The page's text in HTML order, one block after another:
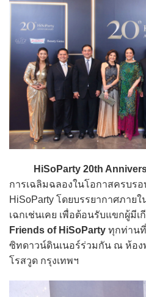
HiSoParty 20th
การเฉลิมฉลองในโอกาสครบรอ
HiSoParty โดยบรรยากาศภาย
เฉกเช่นเคย เพื่อต้อนรับแขกผู้มี
Friends of HiSoParty ทุกท่าน
ซิทดาวน์ดินเนอร์ร่วมกัน ณ ห้อง
โรสวูด กรุงเทพฯ